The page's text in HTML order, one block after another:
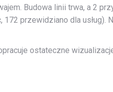
Budowa linii trwa, a 2
przewidziano dla usług).
ostateczne